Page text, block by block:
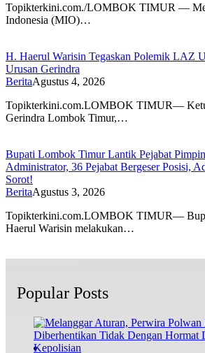
Topikterkini.com./LOMBOK TIMUR —
Indonesia (MIO)…
H. Haerul Warisin Tegaskan Polemik LAZ
Urusan Gerindra
BeritaAgustus 4, 2026
Topikterkini.com.LOMBOK TIMUR—
Gerindra Lombok Timur,…
Bupati Lombok Timur Lantik Pejabat
Administrator, 36 Pejabat Bergeser Posisi,
Sorot!
BeritaAgustus 3, 2026
Topikterkini.com.LOMBOK TIMUR—
Haerul Warisin melakukan…
Popular Posts